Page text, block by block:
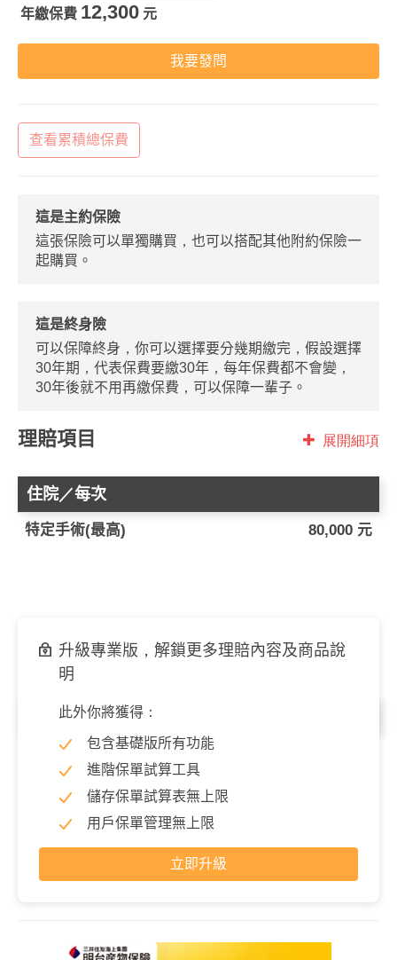
年繳保費 12,300 元
我要發問
查看累積總保費
這是主約保險
這張保險可以單獨購買，也可以搭配其他附約保險一
起購買。
這是終身險
可以保障終身，你可以選擇要分幾期繳完，假設選擇
30年期，代表保費要繳30年，每年保費都不會變，
30年後就不用再繳保費，可以保障一輩子。
理賠項目 展開細項
住院／每次
特定手術(最高) 80,000 元
門診／每次
特定手術(最高)
升級專業版，解鎖更多理賠內容及商品說
明
此外你將獲得：
包含基礎版所有功能
進階保單試算工具
儲存保單試算表無上限
用戶保單管理無上限
立即升級